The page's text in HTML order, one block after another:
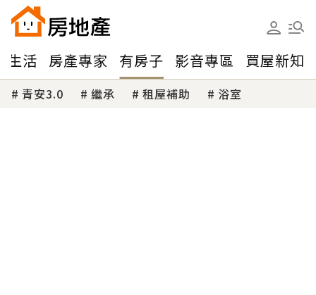
生活 房產專家 有房子 影音專區 買屋新知
青安3.0 繼承 租屋補助 浴室